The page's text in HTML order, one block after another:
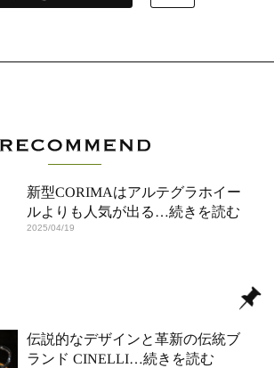
新型CORIMAはアルテグラホイー
ルよりも人気が出る …続きを読む
2025/04/19
伝説的なデザインと革新の伝統ブ
ランド CINELLI…続きを読む